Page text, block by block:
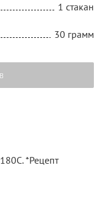
1 стакан
30 грамм
*Рецепт